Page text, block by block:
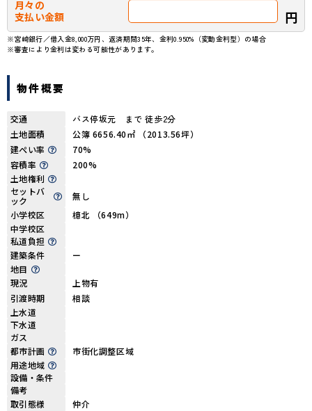
月々の
支払い金額
円
※宮崎銀行／借入金8,000万円、返済期間35年、金利0.950%（変動金利型）の場合
※審査により金利は変わる可能性があります。
物件概要
交通
バス停坂元 まで 徒歩2分
土地面積
公簿 6656.40㎡ （2013.56坪）
建ぺい率
70%
容積率
200%
土地権利
セットバ
ック
無し
小学校区
檍北 （649m）
中学校区
私道負担
建築条件
ー
地目
現況
上物有
引渡時期
相談
上水道
下水道
ガス
都市計画
市街化調整区域
用途地域
設備・条件
備考
取引態様
仲介